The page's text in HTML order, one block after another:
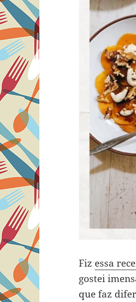
Fiz essa
gostei
que faz